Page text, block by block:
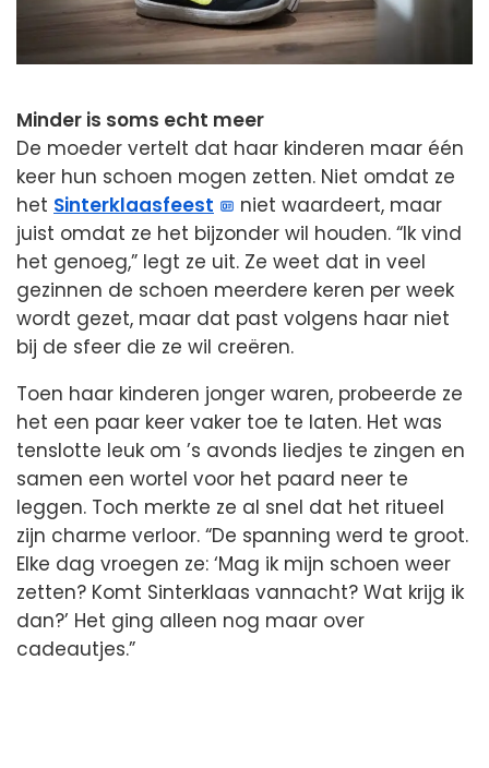
Minder is soms echt meer
De moeder vertelt dat haar kinderen maar één
keer hun schoen mogen zetten. Niet omdat ze
het Sinterklaasfeest
niet waardeert, maar
juist omdat ze het bijzonder wil houden. “Ik vind
het genoeg,” legt ze uit. Ze weet dat in veel
gezinnen de schoen meerdere keren per week
wordt gezet, maar dat past volgens haar niet
bij de sfeer die ze wil creëren.
Toen haar kinderen jonger waren, probeerde ze
het een paar keer vaker toe te laten. Het was
tenslotte leuk om ’s avonds liedjes te zingen en
samen een wortel voor het paard neer te
leggen. Toch merkte ze al snel dat het ritueel
zijn charme verloor. “De spanning werd te groot.
Elke dag vroegen ze: ‘Mag ik mijn schoen weer
zetten? Komt Sinterklaas vannacht? Wat krijg ik
dan?’ Het ging alleen nog maar over
cadeautjes.”